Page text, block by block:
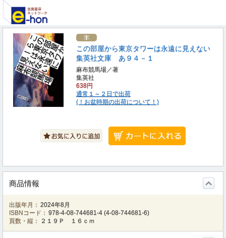
この部屋から東京タワーは永遠に見えない
集英社文庫 あ９４－１
麻布競馬場／著
集英社
638円
通常１～２日で出荷
(！お盆時期の出荷について！)
商品情報
出版年月： 2024年8月
ISBNコード： 978-4-08-744681-4 (4-08-744681-6)
頁数・縦：
２１９Ｐ １６ｃｍ